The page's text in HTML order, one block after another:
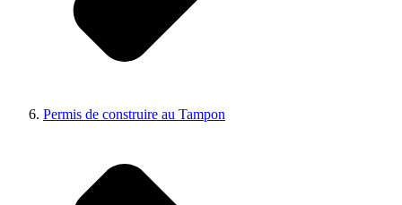
Permis de construire au Tampon